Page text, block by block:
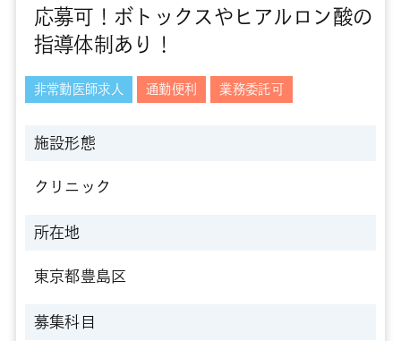
応募可！ボトックスやヒアルロン酸の
指導体制あり！
非常勤医師求人 通勤便利 業務委託可
施設形態
クリニック
所在地
東京都豊島区
募集科目